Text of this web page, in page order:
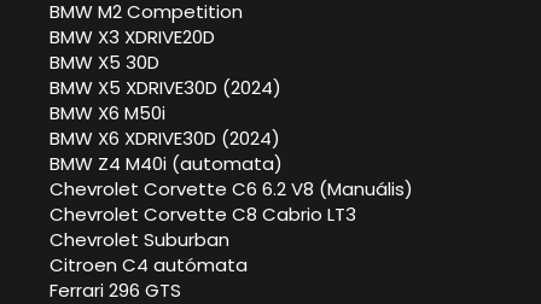
BMW M2 Competition
BMW X3 XDRIVE20D
BMW X5 30D
BMW X5 XDRIVE30D (2024)
BMW X6 M50i
BMW X6 XDRIVE30D (2024)
BMW Z4 M40i (automata)
Chevrolet Corvette C6 6.2 V8 (Manuális)
Chevrolet Corvette C8 Cabrio LT3
Chevrolet Suburban
Citroen C4 autómata
Ferrari 296 GTS